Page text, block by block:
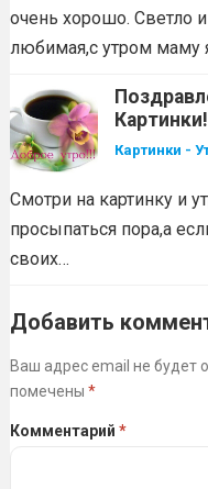
очень хорошо. Светло
любимая,с утром маму
Картинки!
Картинки -
Смотри на картинку и
просыпаться пора,а
своих…
Добавить
Ваш адрес email не будет
помечены *
Комментарий *